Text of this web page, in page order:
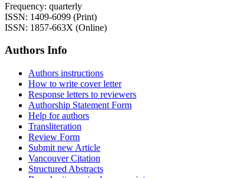
Frequency: quarterly
ISSN: 1409-6099 (Print)
ISSN: 1857-663X (Online)
Authors Info
Authors instructions
How to write cover letter
Response letters to reviewers
Authorship Statement Form
Help for authors
Transliteration
Review Form
Submit new Article
Vancouver Citation
Structured Abstracts